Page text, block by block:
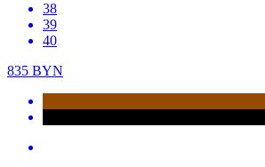
38
39
40
835 BYN